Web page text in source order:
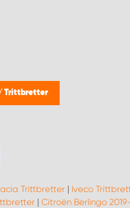
Trittbretter
Trittbretter| Iveco
| Citroën Berlingo